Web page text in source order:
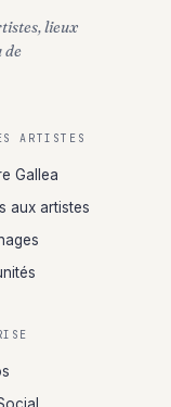
lieux
de
ARTISTES
Gallea
aux artistes